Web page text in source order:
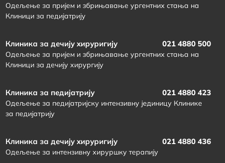
Одељење за пријем и збрињавање ургентних стања на
Клиници за педијатрију
Клиника за дечију хируригију 021 4880 500
Одељење за пријем и збрињавање ургентних стања на
Клиници за дечију хирургију
Клиника за педијатрију 021 4880 423
Одељење за педијатријску интензивну јединицу Клинике
за педијатрију
Клиника за дечију хируригију 021 4880 436
Одељење за интензивну хируршку терапију